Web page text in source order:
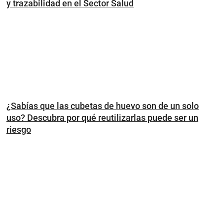
y trazabilidad en el Sector Salud
¿Sabías que las cubetas de huevo son de un solo
uso? Descubra por qué reutilizarlas puede ser un
riesgo